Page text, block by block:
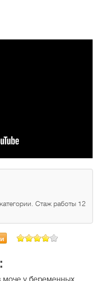
Стаж работы 12